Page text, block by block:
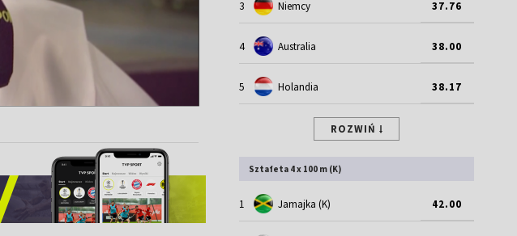
3 Niemcy 37.76
4 Australia 38.00
5 Holandia 38.17
ROZWIŃ
Sztafeta 4 x 100 m (K)
1 Jamajka (K) 42.00